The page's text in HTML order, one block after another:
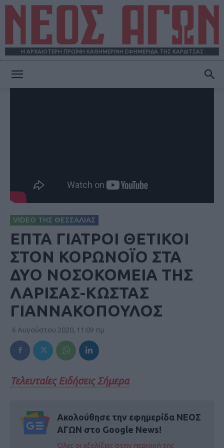
Η ΑΡΧΑΙΟΤΕΡΗ ΠΡΩΪΝΗ ΚΑΘΗΜΕΡΙΝΗ ΕΦΗΜΕΡΙΔΑ ΤΗΣ ΚΑΡΔΙΤΣΑΣ
VIDEO ΤΗΣ ΘΕΣΣΑΛΙΑΣ
ΕΠΤΑ ΓΙΑΤΡΟΙ ΘΕΤΙΚΟΙ
ΣΤΟΝ ΚΟΡΩΝΟΪΟ ΣΤΑ
ΔΥΟ ΝΟΣΟΚΟΜΕΙΑ ΤΗΣ
ΛΑΡΙΣΑΣ-ΚΩΣΤΑΣ
ΓΙΑΝΝΑΚΟΠΟΥΛΟΣ
6 Αυγούστου 2020, 11:09 πμ
Τελευταίες Ειδήσεις Σήμερα
Ακολούθησε την εφημερίδα ΝΕΟΣ
ΑΓΩΝ στο Google News!
Όλες οι εξελίξεις στην περιοχή της